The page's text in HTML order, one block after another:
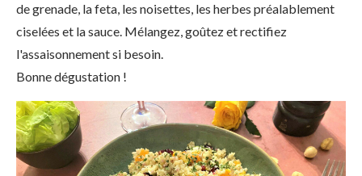
de grenade, la feta, les noisettes, les herbes préalablement
ciselées et la sauce. Mélangez, goûtez et rectifiez
l'assaisonnement si besoin.
Bonne dégustation !